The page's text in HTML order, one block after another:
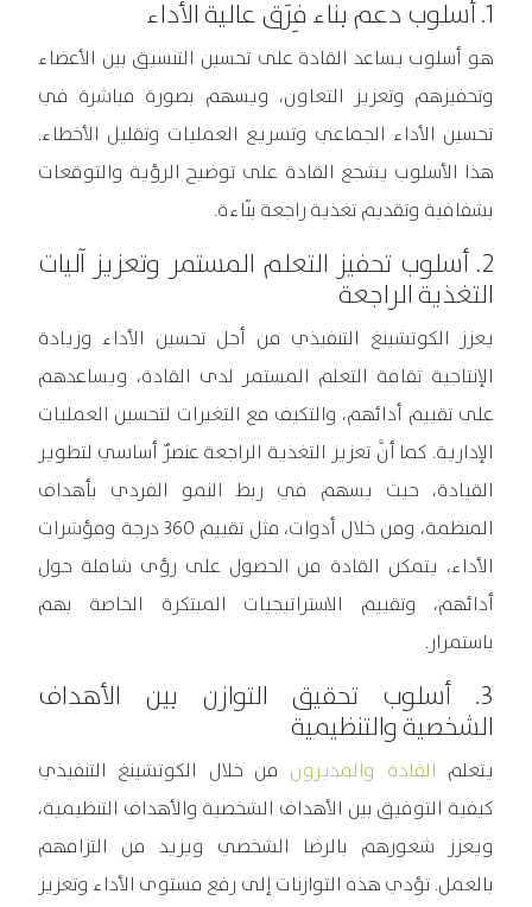
1. أسلوب دعم بناء فِرَق عالية الأداء
هو أسلوب يساعد القادة على تحسين التنسيق بين الأعضاء
وتحفيزهم وتعزيز التعاون، ويسهم بصورة مباشرة في
تحسين الأداء الجماعي وتسريع العمليات وتقليل الأخطاء.
هذا الأسلوب يشجع القادة على توضيح الرؤية والتوقعات
بشفافية وتقديم تغذية راجعة بنّاءة.
2. أسلوب تحفيز التعلم المستمر وتعزيز آليات
التغذية الراجعة
يعزز الكوتشينغ التنفيذي من أجل تحسين الأداء وزيادة
الإنتاجية ثقافة التعلم المستمر لدى القادة، ويساعدهم
على تقييم أدائهم، والتكيف مع التغيرات لتحسين العمليات
الإدارية. كما أنَّ تعزيز التغذية الراجعة عنصرٌ أساسي لتطوير
القيادة، حيث يسهم في ربط النمو الفردي بأهداف
المنظمة، ومن خلال أدوات، مثل تقييم 360 درجة ومؤشرات
الأداء، يتمكن القادة من الحصول على رؤى شاملة حول
أدائهم، وتقييم الاستراتيجيات المبتكرة الخاصة بهم
باستمرار.
3. أسلوب تحقيق التوازن بين الأهداف
الشخصية والتنظيمية
يتعلم القادة والمديرون من خلال الكوتشينغ التنفيذي
كيفية التوفيق بين الأهداف الشخصية والأهداف التنظيمية،
ويعزز شعورهم بالرضا الشخصي ويزيد من التزامهم
بالعمل. تؤدي هذه التوازنات إلى رفع مستوى الأداء وتعزيز